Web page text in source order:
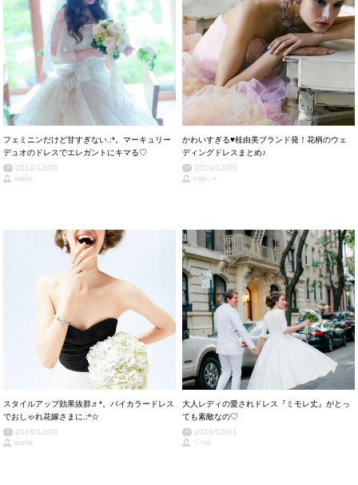
フェミニンだけど甘すぎない.:*。マーキュリー
デュオのドレスでエレガントにキマる♡
2016/12/09
wake
かわいすぎる♥桂由美ブランド発！花柄のウェ
ディングドレスまとめ♪
2016/12/06
mai ⸝⋆
スタイルアップ効果抜群♬*。バイカラードレス
でおしゃれ花嫁さまに.:*☆
2016/12/03
wake
大人レディの愛されドレス『ミモレ丈』がとっ
ても素敵なの♡
2016/12/01
♡mii